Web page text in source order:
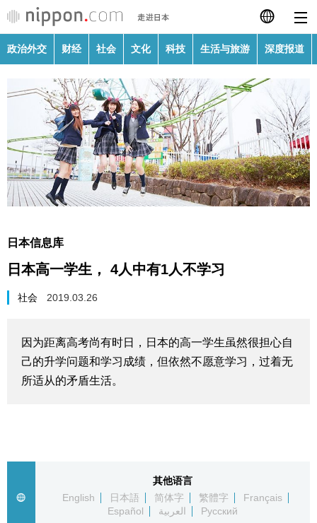
日本語
English
繁體字
Français
Español
政治外交
财经
科技
生活与旅游
深度报道
话题
政治外交 财经 社会 文化 科技 生活与旅游 深度报道
日本信息库
日本高一学生， 4人中有1人不学习
社会 2019.03.26
因为距离高考尚有时日，日本的高一学生虽然很担心自
己的升学问题和学习成绩，但依然不愿意学习，过着无
所适从的矛盾生活。
其他语言
English
日本語 简体字 繁體字
Français
Español
العربية Русский